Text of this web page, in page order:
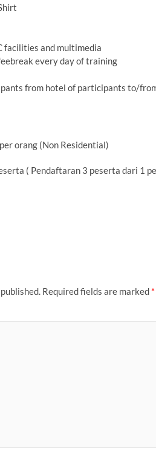
facilities and multimedia
every day of training
from hotel of participants to/
orang (Non Residential)
( Pendaftaran 3 peserta dari 1
Required fields are marked *